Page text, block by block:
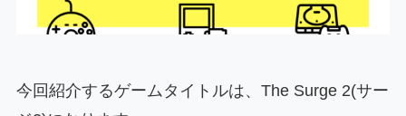
今回紹介するゲームタイトルは、The Surge 2(サー